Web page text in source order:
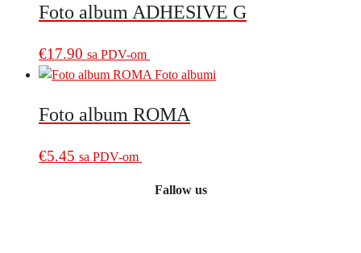
Foto album ADHESIVE G
€17.90 sa PDV-om
Foto album ROMA
€5.45 sa PDV-om
Fallow us